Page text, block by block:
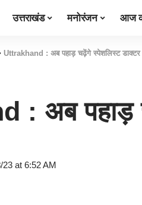
उत्तराखंड मनोरंजन आज
Uttrakhand : अब पहाड़ चढ़ेंगे स्पेशलिस्ट डाक्टर
: अब पहाड़
23 at 6:52 AM